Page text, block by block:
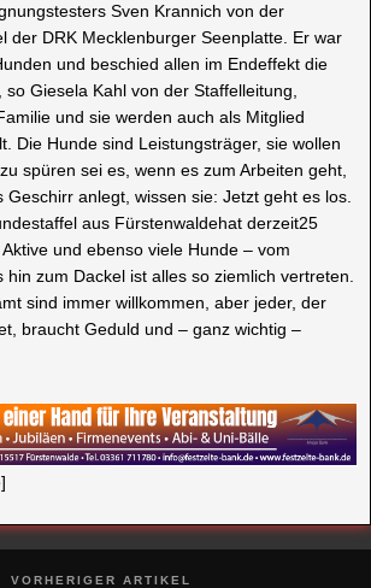
Sven Krannich von der
der DRK Mecklenburger Seenplatte. Er war
und beschied allen im Endeffekt die
so Giesela Kahl von der Staffelleitung,
und sie werden auch als Mitglied
Die Hunde sind Leistungsträger, sie wollen
spüren sei es, wenn es zum Arbeiten geht,
Geschirr anlegt, wissen sie: Jetzt geht es los.
aus Fürstenwaldehat derzeit25
und ebenso viele Hunde – vom
hin zum Dackel ist alles so ziemlich vertreten.
sind immer willkommen, aber jeder, der
braucht Geduld und – ganz wichtig –
VORHERIGER ARTIKEL